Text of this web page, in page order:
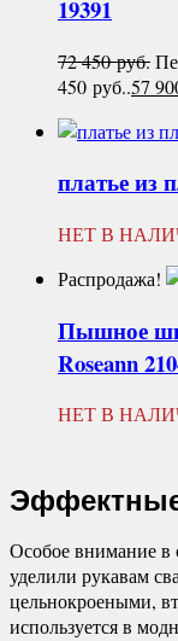
19391
72 450руб.
450 руб..57
платье из
НЕТ В
Распродажа!
Пышное
Roseann
НЕТ В
Особое внимание в
уделили рукавам
цельнокроеными,
используется в